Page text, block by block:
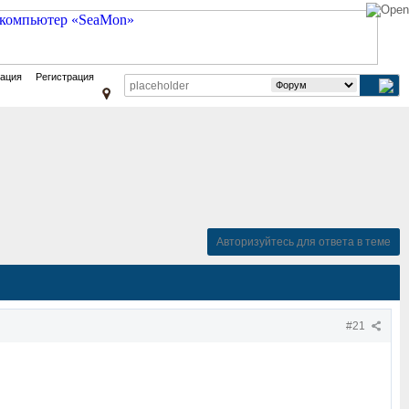
Регистрация
Авторизуйтесь для ответа в теме
#21